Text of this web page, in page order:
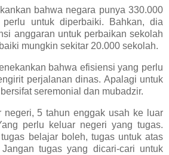
bahwa negara punya 330.000
untuk diperbaiki. Bahkan, dia
anggaran untuk perbaikan sekolah
mungkin sekitar 20.000 sekolah.
bahwa efisiensi yang perlu
perjalanan dinas. Apalagi untuk
seremonial dan mubadzir.
negeri, 5 tahun enggak usah ke luar
perlu keluar negeri yang tugas.
belajar boleh, tugas untuk atas
tugas yang dicari-cari untuk